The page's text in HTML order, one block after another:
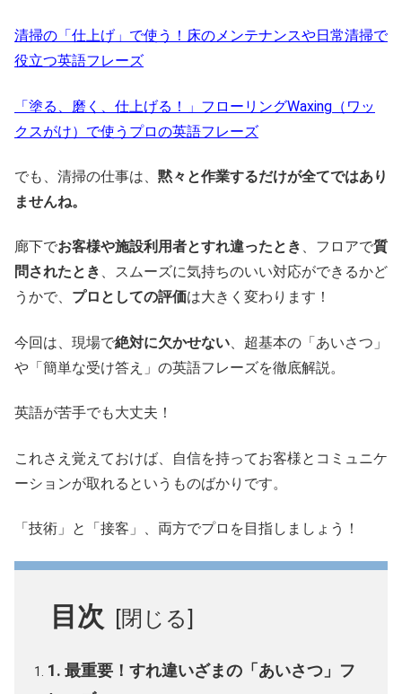
清掃の「仕上げ」で使う！床のメンテナンスや日常清掃で
役立つ英語フレーズ
「塗る、磨く、仕上げる！」フローリングWaxing（ワッ
クスがけ）で使うプロの英語フレーズ
でも、清掃の仕事は、 黙々と作業するだけが全てではあり
ませんね。
廊下でお客様や施設利用者とすれ違ったとき 、フロアで質
問されたとき 、スムーズに気持ちのいい対応ができるかど
うかで、 プロとしての評価は大きく変わります！
今回は、現場で絶対に欠かせない 、超基本の「あいさつ」
や「簡単な受け答え」の英語フレーズを徹底解説。
英語が苦手でも大丈夫！
これさえ覚えておけば、自信を持ってお客様とコミュニケ
ーションが取れるというものばかりです。
「技術」と「接客」、両方でプロを目指しましょう！
目次
1. 最重要！すれ違いざまの「あいさつ」フ